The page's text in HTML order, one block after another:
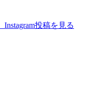
Instagram投稿を見る